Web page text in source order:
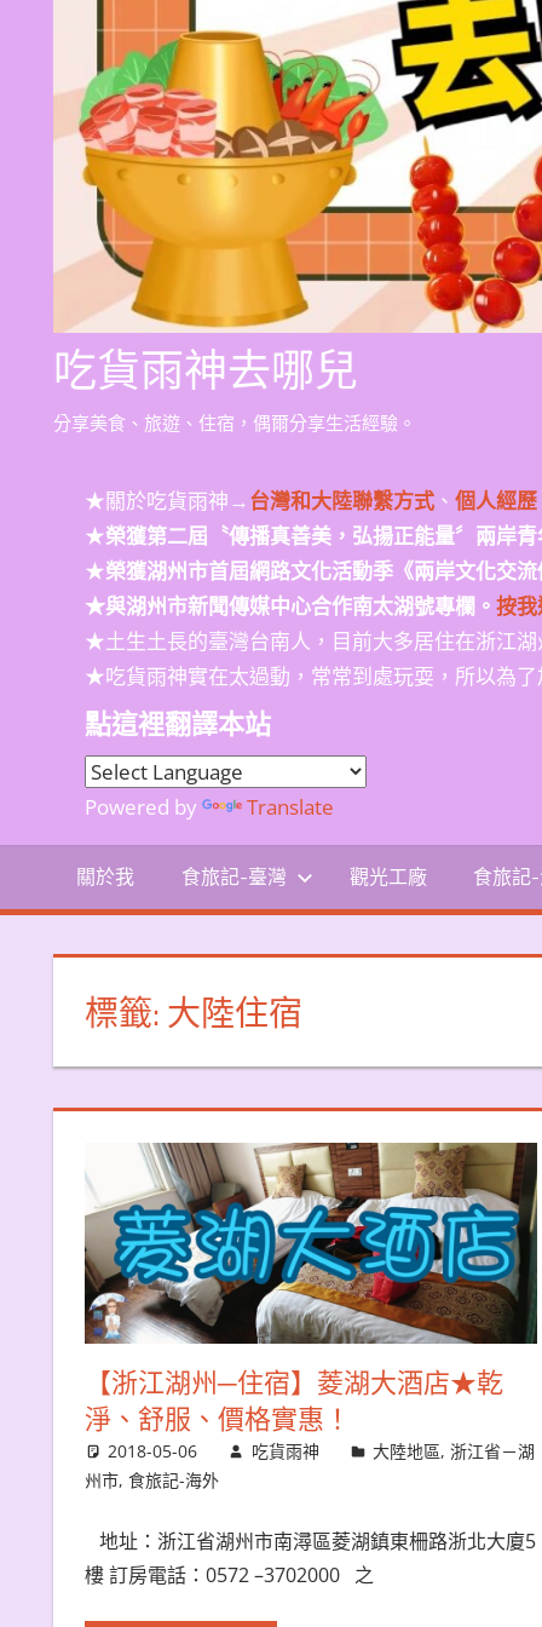
吃貨雨神去哪兒
分享美食、旅遊、住宿，偶爾分享生活經驗。
★關於吃貨雨神→台灣和大陸聯繫方式、 個人經歷
★榮獲第二屆〝傳播真善美，弘揚正能量〞兩岸
★榮獲湖州市首屆網路文化活動季《兩岸文化交流
★與湖州市新聞傳媒中心合作南太湖號專欄。 按
★土生土長的臺灣台南人，目前大多居住在浙江湖
★吃貨雨神實在太過動，常常到處玩耍，所以為
點這裡翻譯本站
Powered by Translate
關於我 食旅記-臺灣 觀光工廠 食旅記
標籤:大陸住宿
【浙江湖州─住宿】菱湖大酒店★乾
淨、舒服、價格實惠！
2018-05-06 吃貨雨神 大陸地區,浙江省－湖
州市, 食旅記-海外
地址：浙江省湖州市南潯區菱湖鎮東柵路浙北大廈5
樓 訂房電話：0572 –3702000 之